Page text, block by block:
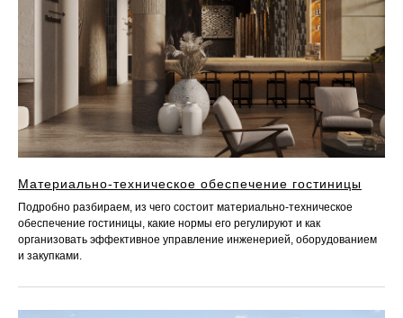
Материально-техническое обеспечение гостиницы
Подробно разбираем, из чего состоит материально-техническое
обеспечение гостиницы, какие нормы его регулируют и как
организовать эффективное управление инженерией, оборудованием
и закупками.